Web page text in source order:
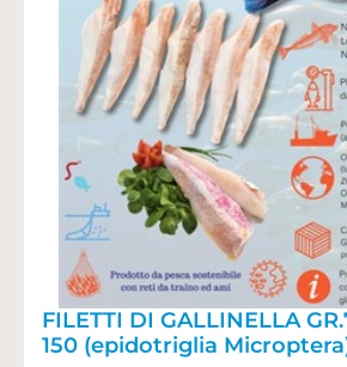
FILETTI DI GALLINELLA
150 (epidotriglia Microptera)